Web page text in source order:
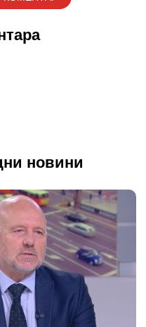
новини